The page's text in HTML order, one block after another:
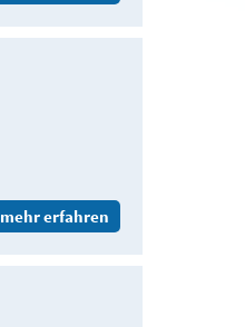
mehr erfahren